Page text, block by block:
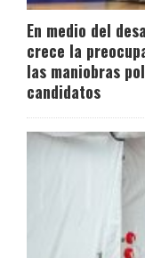
En medio del
crece la
las maniobras
candidatos